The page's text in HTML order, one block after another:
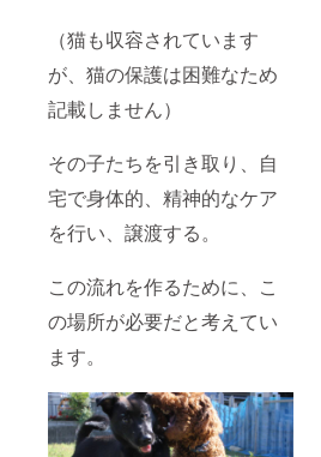
（猫も収容されています
が、猫の保護は困難なため
記載しません）
その子たちを引き取り、自
宅で身体的、精神的なケア
を行い、譲渡する。
この流れを作るために、こ
の場所が必要だと考えてい
ます。